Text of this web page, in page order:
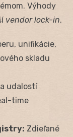
Výhody
vendor lock-in.
unifikácie,
skladu
udalostí
time
Zdieľané